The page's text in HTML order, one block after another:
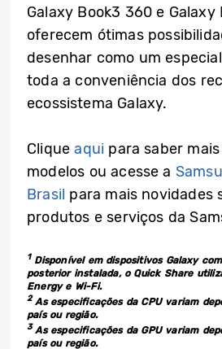
Galaxy Book3 360 e Galaxy
oferecem ótimas
desenhar como um
toda a conveniência dos
ecossistema Galaxy.
Cliqueaqui para saber
modelos ou acesse a
Brasil para mais novidades
produtos e serviços da
1Disponível em dispositivos Galaxy
posterior instalada, o Quick Share
Energy e Wi-Fi.
2As especificações da CPU variam
país ou região.
3As especificações da GPU variam
país ou região.